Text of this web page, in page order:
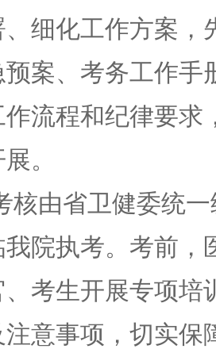
细化工作方案，
案、考务工作手
流程和纪律要求
。
由省卫健委统一
院执考。考前，
考生开展专项培
意事项，切实保